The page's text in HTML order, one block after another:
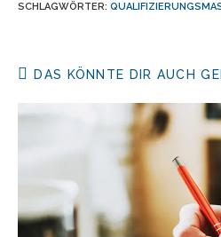
SCHLAGWÖRTER:
DAS KÖNNTE DIR AUCH